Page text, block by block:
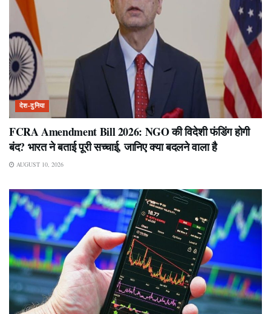
देश-दुनिया
FCRA Amendment Bill 2026: NGO की विदेशी फंडिंग होगी
बंद? भारत ने बताई पूरी सच्चाई, जानिए क्या बदलने वाला है
AUGUST 10, 2026